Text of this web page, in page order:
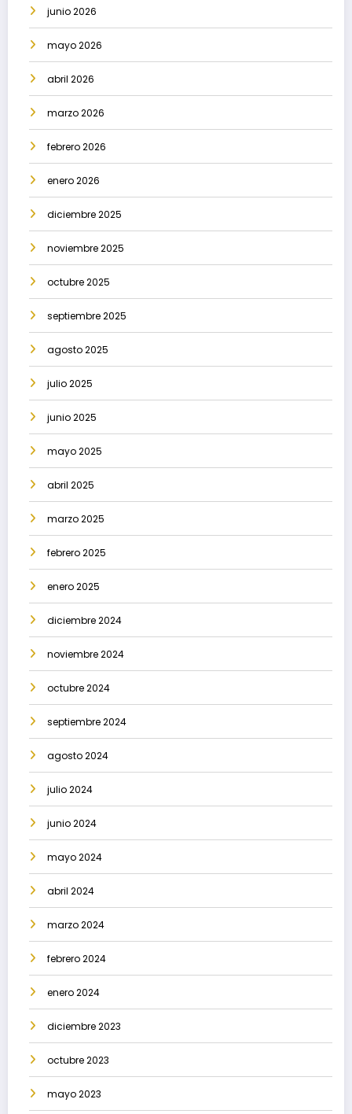
junio 2026
mayo 2026
abril 2026
marzo 2026
febrero 2026
enero 2026
diciembre 2025
noviembre 2025
octubre 2025
septiembre 2025
agosto 2025
julio 2025
junio 2025
mayo 2025
abril 2025
marzo 2025
febrero 2025
enero 2025
diciembre 2024
noviembre 2024
octubre 2024
septiembre 2024
agosto 2024
julio 2024
junio 2024
mayo 2024
abril 2024
marzo 2024
febrero 2024
enero 2024
diciembre 2023
octubre 2023
mayo 2023